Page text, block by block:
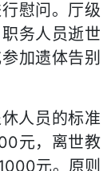
慰问。厅级
务人员逝世
加遗体告别
人员的标准
元，离世教
元。原则